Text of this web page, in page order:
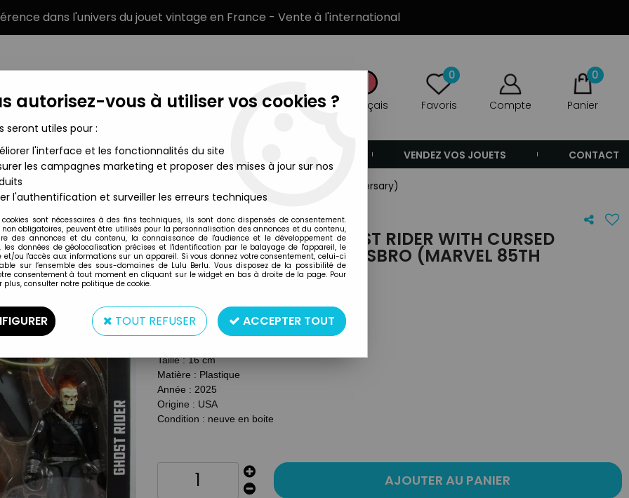
dans l'univers du jouet vintage en France - Vente à l'international
Français
0
Favoris Compte
0
Panier
MARQUES TYPE DE PRODUIT VENDEZ VOS JOUETS CONTACT
- Ghost Rider with Cursed Motorcycle - Serie Hasbro (Marvel 85th Anniversary)
Hasbro
MARVEL LEGENDS - GHOST RIDER WITH CURSED
MOTORCYCLE - SERIE HASBRO (MARVEL 85TH
ANNIVERSARY)
89,99 €TTC
AR0048063
Taille : 16 cm
Matière : Plastique
Année : 2025
Origine : USA
Condition : neuve en boite
AJOUTER AU PANIER
autorisez-vous à utiliser vos cookies ?
seront utiles pour :
l'interface et les fonctionnalités du site
les campagnes marketing et proposer des mises à jour sur nos
l'authentification et surveiller les erreurs techniques
cookies sont nécessaires à des fins techniques, ils sont donc dispensés de consentement.
non obligatoires, peuvent être utilisés pour la personnalisation des annonces et du contenu,
des annonces et du contenu, la connaissance de l'audience et le développement de
les données de géolocalisation précises et l'identification par le balayage de l'appareil, le
et/ou l'accès aux informations sur un appareil. Si vous donnez votre consentement, celui-ci
sur l’ensemble des sous-domaines de Lulu Berlu. Vous disposez de la possibilité de
consentement à tout moment en cliquant sur le widget en bas à droite de la page. Pour
plus, consulter notre politique de cookie.
TOUT REFUSER ACCEPTER TOUT